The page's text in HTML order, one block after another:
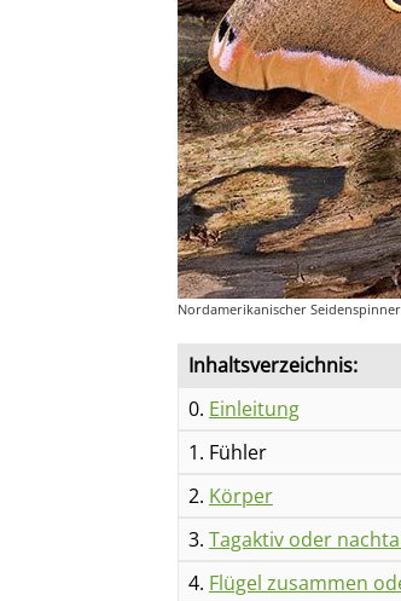
Nordamerikanischer
Inhaltsverzeichnis:
0. Einleitung
1. Fühler
2. Körper
3. Tagaktiv oder
4. Flügel zusammen